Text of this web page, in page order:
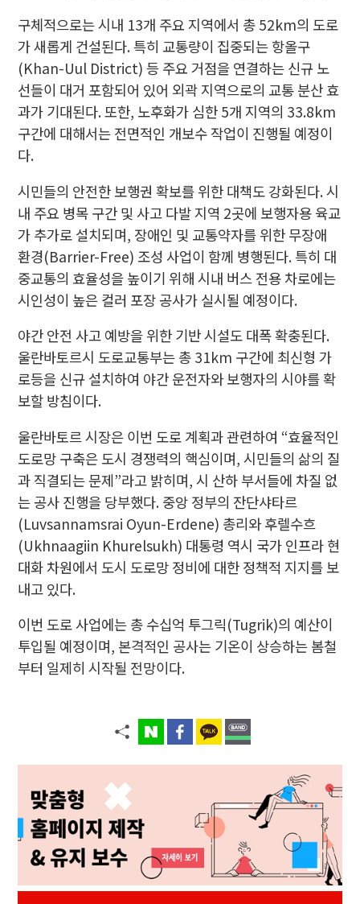
구체적으로는 시내 13개 주요 지역에서 총 52km의 도로
가 새롭게 건설된다. 특히 교통량이 집중되는 항올구
(Khan-Uul District) 등 주요 거점을 연결하는 신규 노
선들이 대거 포함되어 있어 외곽 지역으로의 교통 분산 효
과가 기대된다. 또한, 노후화가 심한 5개 지역의 33.8km
구간에 대해서는 전면적인 개보수 작업이 진행될 예정이
다.
시민들의 안전한 보행권 확보를 위한 대책도 강화된다. 시
내 주요 병목 구간 및 사고 다발 지역 2곳에 보행자용 육교
가 추가로 설치되며, 장애인 및 교통약자를 위한 무장애
환경(Barrier-Free) 조성 사업이 함께 병행된다. 특히 대
중교통의 효율성을 높이기 위해 시내 버스 전용 차로에는
시인성이 높은 컬러 포장 공사가 실시될 예정이다.
야간 안전 사고 예방을 위한 기반 시설도 대폭 확충된다.
울란바토르시 도로교통부는 총 31km 구간에 최신형 가
로등을 신규 설치하여 야간 운전자와 보행자의 시야를 확
보할 방침이다.
울란바토르 시장은 이번 도로 계획과 관련하여 “효율적인
도로망 구축은 도시 경쟁력의 핵심이며, 시민들의 삶의 질
과 직결되는 문제”라고 밝히며, 시 산하 부서들에 차질 없
는 공사 진행을 당부했다. 중앙 정부의 잔단샤타르
(Luvsannamsrai Oyun-Erdene) 총리와 후렐수흐
(Ukhnaagiin Khurelsukh) 대통령 역시 국가 인프라 현
대화 차원에서 도시 도로망 정비에 대한 정책적 지지를 보
내고 있다.
이번 도로 사업에는 총 수십억 투그릭(Tugrik)의 예산이
투입될 예정이며, 본격적인 공사는 기온이 상승하는 봄철
부터 일제히 시작될 전망이다.